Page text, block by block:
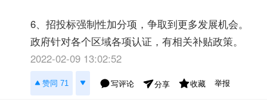
6、招投标强制性加分项，争取到更多发展机会。
政府针对各个区域各项认证，有相关补贴政策。
2022-02-09 13:02:52
赞同 71 写评论 分享 收藏 举报